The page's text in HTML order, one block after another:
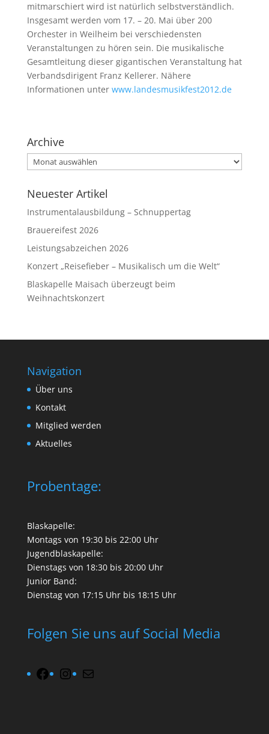
mitmarschiert wird ist natürlich selbstverständlich.
Insgesamt werden vom 17. – 20. Mai über 200
Orchester in Weilheim bei verschiedensten
Veranstaltungen zu hören sein. Die musikalische
Gesamtleitung dieser gigantischen Veranstaltung hat
Verbandsdirigent Franz Kellerer. Nähere
Informationen unter www.landesmusikfest2012.de
Archive
Archive
Neuester Artikel
Instrumentalausbildung – Schnuppertag
Brauereifest 2026
Leistungsabzeichen 2026
Konzert „Reisefieber – Musikalisch um die Welt“
Blaskapelle Maisach überzeugt beim
Weihnachtskonzert
Navigation
Über uns
Kontakt
Mitglied werden
Aktuelles
Probentage:
Blaskapelle:
Montags von 19:30 bis 22:00 Uhr
Jugendblaskapelle:
Dienstags von 18:30 bis 20:00 Uhr
Junior Band:
Dienstag von 17:15 Uhr bis 18:15 Uhr
Folgen Sie uns auf Social Media
FacebookInstagram